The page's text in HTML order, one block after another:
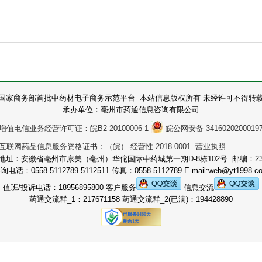
家商务部首批中药材电子商务示范平台 本站信息版权所有 未经许可不得转
承办单位：亳州市药通信息咨询有限公司
值电信业务经营许可证：皖B2-20100006-1 皖公网安备
联网药品信息服务资格证书：（皖）-经营性-2018-0001 营业执照
址：安徽省亳州市康美（亳州）华佗国际中药城第一期D-8栋102号 邮编：
电话：0558-5112789 5112511 传真：0558-5112789 E-
值班/投诉电话：18956895800 客户服务
信息交流
药通交流群_1：217671158 药通交流群_2(已满)：194428890